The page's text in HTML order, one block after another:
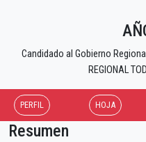
Candidado al Gobierno
REGIONAL
PERFIL HOJA
Resumen